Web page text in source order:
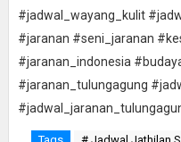
#jadwal_wayang_kulit
#jaranan #seni_jaranan
#jaranan_indonesia
#jaranan_tulungagung